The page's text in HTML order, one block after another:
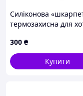
Силіконова
термозахисна для
Ender-3 S1, (чорний)
Код/Артикул
Black
300 ₴
Купити